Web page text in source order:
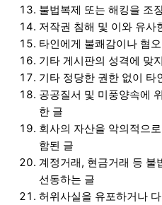
불법복제 또는 해킹을 조
저작권 침해 및 이와 유사
타인에게 불쾌감이나 혐
기타 게시판의 성격에 맞
기타 정당한 권한 없이 타
공공질서 및 미풍양속에
한 글
회사의 자산을 악의적으
함된 글
계정거래, 현금거래 등 불
선동하는 글
허위사실을 유포하거나